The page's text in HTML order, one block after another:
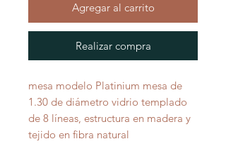
Agregar al carrito
Realizar compra
mesa modelo Platinium mesa de
1.30 de diámetro vidrio templado
de 8 líneas, estructura en madera y
tejido en fibra natural